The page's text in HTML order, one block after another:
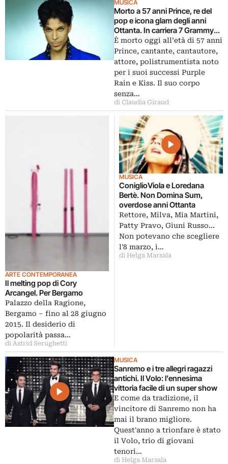
MUSICA
Morto a 57 anni Prince, re del
pop e icona glam degli anni
Ottanta. In carriera 7 Grammy
vinti e 100 milioni di dischi
venduti
È morto oggi all’età di 57 anni
Prince, cantante, cantautore,
attore, polistrumentista noto
per i suoi successi Purple
Rain e Kiss. Il suo corpo
senza…
di Claudia Giraud
ARTE CONTEMPORANEA
Il melting pop di Cory
Arcangel. Per Bergamo
Palazzo della Ragione,
Bergamo – fino al 28 giugno
2015. Il desiderio di
popolarità passa…
di Astrid Serughetti
MUSICA
ConiglioViola e Loredana
Bertè. Non Domina Sum,
overdose anni Ottanta
Rettore, Milva, Mia Martini,
Patty Pravo, Giuni Russo...
Non potevano che scegliere
l'8 marzo, i…
di Helga Marsala
MUSICA
Sanremo e i tre allegri ragazzi
antichi. Il Volo: l’ennesima
vittoria facile di un super show
E come da tradizione, il
vincitore di Sanremo non ha
mai il brano migliore.
Quest'anno a trionfare è stato
il Volo, trio di giovani
tenori…
di Helga Marsala